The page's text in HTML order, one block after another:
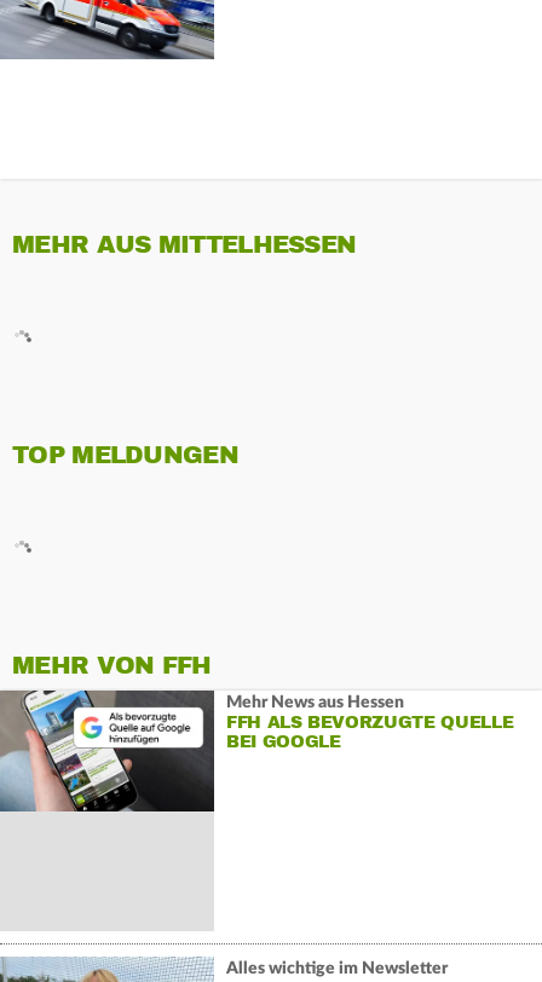
MEHR AUS MITTELHESSEN
TOP MELDUNGEN
MEHR VON FFH
Mehr News aus Hessen
FFH ALS BEVORZUGTE QUELLE
BEI GOOGLE
Alles wichtige im Newsletter